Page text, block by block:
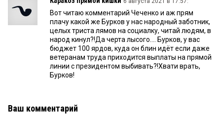
Вот читаю комментарий Чеченко и аж прям
плачу какой же Бурков у нас народный заботник,
целых триста лямов на социалку, читай людям, в
народ кинул?!Да черта лысого…. Бурков, у вас
бюджет 100 ярдов, куда он блин идёт если даже
ветеранам труда приходится выплаты на прямой
линии с президентом выбивать?!Хвати врать,
Бурков!
Ваш комментарий